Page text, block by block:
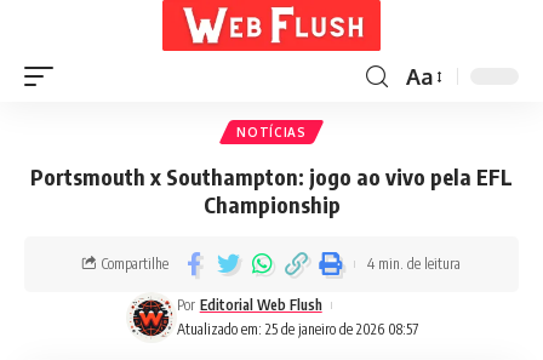
Aa
NOTÍCIAS
Portsmouth x Southampton: jogo ao vivo pela EFL
Championship
Atualizado em: 25 de janeiro de 2026 08:57
Por Editorial Web Flush
Compartilhe 4 min. de leitura